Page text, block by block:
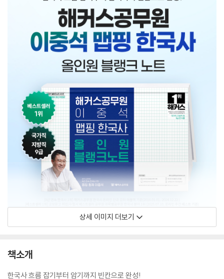
상세 이미지 더보기
책소개
한국사 흐름 잡기부터 암기까지 빈칸으로 완성!